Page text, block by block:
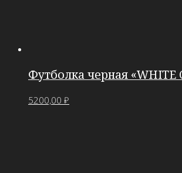
Футболка черная «WHITE
5200,00 ₽